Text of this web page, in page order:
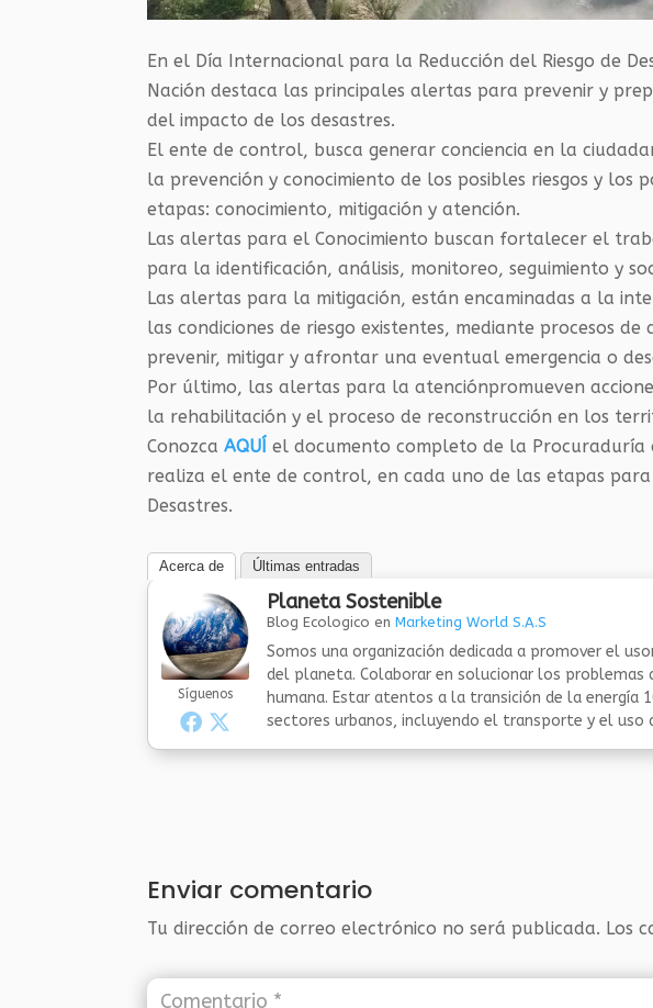
En el Día Internacional para la Reducción del Riesgo de
Nación destaca las principales alertas para prevenir y
del impacto de los desastres.
El ente de control, busca generar conciencia en la
la prevención y conocimiento de los posibles riesgos y los
etapas: conocimiento, mitigación y atención.
Las alertas para el Conocimiento buscan fortalecer el
para la identificación, análisis, monitoreo, seguimiento y
Las alertas para la mitigación, están encaminadas a la
las condiciones de riesgo existentes, mediante procesos
prevenir, mitigar y afrontar una eventual emergencia o
Por último, las alertas para la atenciónpromueven
la rehabilitación y el proceso de reconstrucción en los
ConozcaAQUÍ el documento completo de la Procuraduría
realiza el ente de control, en cada uno de las etapas
Desastres.
Acerca de Últimas entradas
Síguenos
Planeta Sostenible
Blog Ecologico enMarketing World S.A.S
Somos una organización dedicada a promover el
del planeta. Colaborar en solucionar los problemas
humana. Estar atentos a la transición de la energía
sectores urbanos, incluyendo el transporte y el uso
Enviar comentario
Tu dirección de correo electrónico no será publicada. Los